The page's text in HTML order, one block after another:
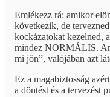
Emlékezz rá: amikor
következik, de
kockázatokat kezelned,
mindez NORMÁLIS.
mi jön”, valójában azt
Ez a magabiztosság
a döntést és a tervezést